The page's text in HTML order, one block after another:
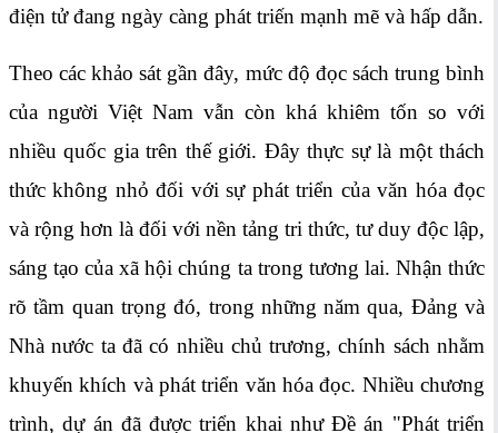
điện tử đang ngày càng phát triến mạnh mẽ và hấp dẫn.
Theo các khảo sát gần đây, mức độ đọc sách trung bình
của người Việt Nam vẫn còn khá khiêm tốn so với
nhiều quốc gia trên thế giới. Đây thực sự là một thách
thức không nhỏ đối với sự phát triển của văn hóa đọc
và rộng hơn là đối với nền tảng tri thức, tư duy độc lập,
sáng tạo của xã hội chúng ta trong tương lai. Nhận thức
rõ tầm quan trọng đó, trong những năm qua, Đảng và
Nhà nước ta đã có nhiều chủ trương, chính sách nhằm
khuyến khích và phát triển văn hóa đọc. Nhiều chương
trình, dự án đã được triển khai như Đề án "Phát triển